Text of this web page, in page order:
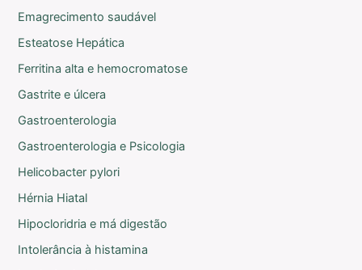
Emagrecimento saudável
Esteatose Hepática
Ferritina alta e hemocromatose
Gastrite e úlcera
Gastroenterologia
Gastroenterologia e Psicologia
Helicobacter pylori
Hérnia Hiatal
Hipocloridria e má digestão
Intolerância à histamina